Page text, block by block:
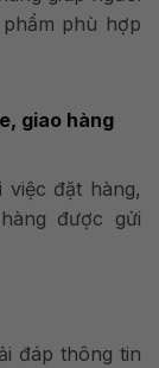
phù hợp
giao hàng
đặt hàng,
được gửi
đáp thông tin